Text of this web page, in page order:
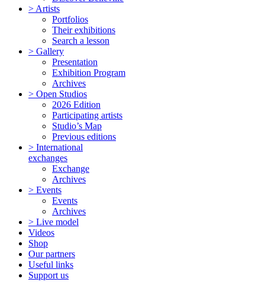
> Artists
Portfolios
Their exhibitions
Search a lesson
> Gallery
Presentation
Exhibition Program
Archives
> Open Studios
2026 Edition
Participating artists
Studio’s Map
Previous editions
> International
exchanges
Exchange
Archives
> Events
Events
Archives
> Live model
Videos
Shop
Our partners
Useful links
Support us